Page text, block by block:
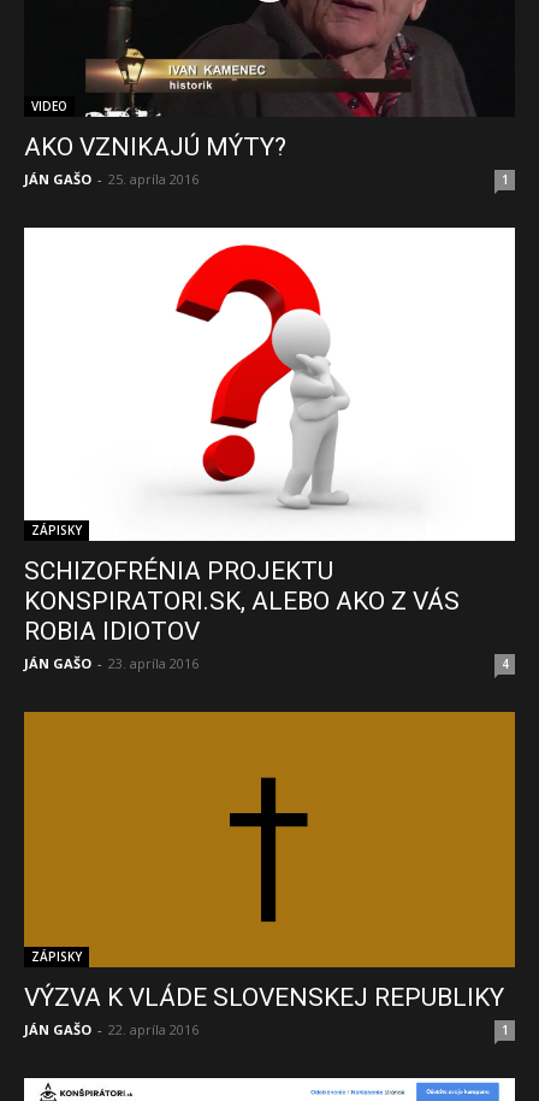
VIDEO
AKO VZNIKAJÚ MÝTY?
JÁN GAŠO - 25. apríla 2016 1
ZÁPISKY
SCHIZOFRÉNIA PROJEKTU
KONSPIRATORI.SK, ALEBO AKO Z VÁS
ROBIA IDIOTOV
JÁN GAŠO - 23. apríla 2016 4
ZÁPISKY
VÝZVA K VLÁDE SLOVENSKEJ REPUBLIKY
JÁN GAŠO - 22. apríla 2016 1